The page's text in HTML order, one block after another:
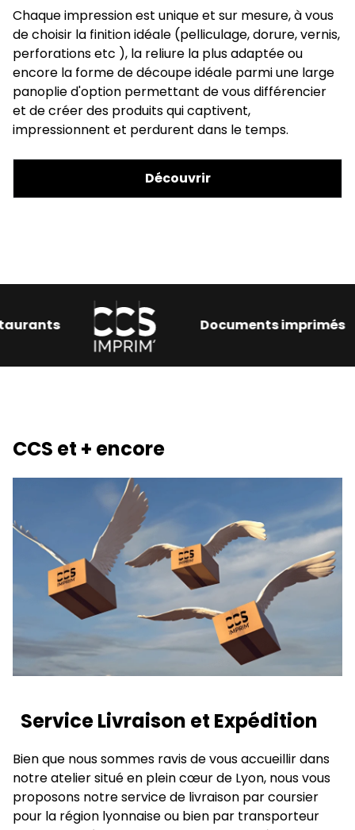
Chaque impression est unique et sur mesure, à vous
de choisir la finition idéale (pelliculage, dorure, vernis,
perforations etc ), la reliure la plus adaptée ou
encore la forme de découpe idéale parmi une large
panoplie d'option permettant de vous différencier
et de créer des produits qui captivent,
impressionnent et perdurent dans le temps.
Découvrir
et restaurants
CCS et + encore
Service Livraison et Expédition
Bien que nous sommes ravis de vous accueillir dans
notre atelier situé en plein cœur de Lyon, nous vous
proposons notre service de livraison par coursier
pour la région lyonnaise ou bien par transporteur